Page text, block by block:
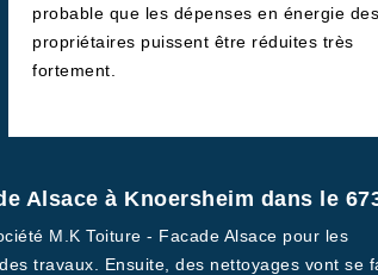
probable que les dépenses en énergie des
propriétaires puissent être réduites très
fortement.
Alsace à Knoersheim dans le
M.K Toiture - Facade Alsace pour les
travaux. Ensuite, des nettoyages vont se